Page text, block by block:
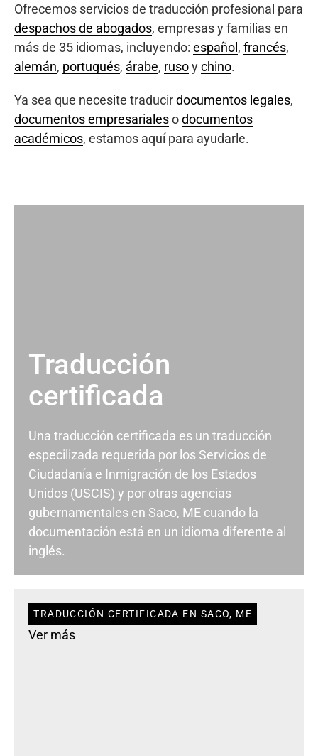
Ofrecemos servicios de traducción profesional para
despachos de abogados, empresas y familias en
más de 35 idiomas, incluyendo: español , francés,
alemán, portugués, árabe, rusoychino.
Ya sea que necesite traducirdocumentos legales,
documentos empresarialesodocumentos
académicos, estamos aquí para ayudarle.
Traducción
certificada
Una traducción certificada es un traducción
especilizada requerida por los Servicios de
Ciudadanía e Inmigración de los Estados
Unidos (USCIS) y por otras agencias
gubernamentales en Saco, ME cuando la
documentación está en un idioma diferente al
inglés.
TRADUCCIÓN CERTIFICADA EN SACO, ME
Ver más